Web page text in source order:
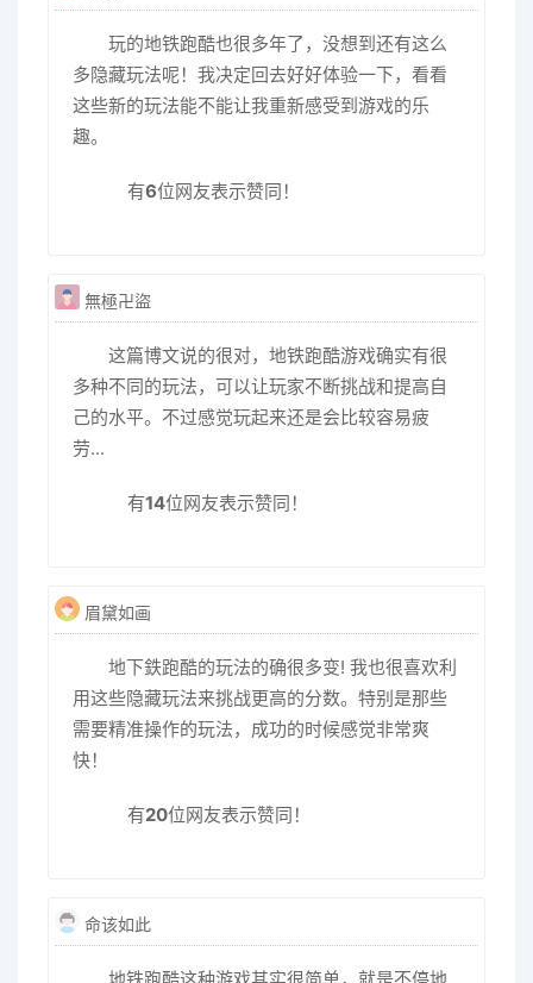
玩的地铁跑酷也很多年了，没想到还有这么
多隐藏玩法呢！我决定回去好好体验一下，看看
这些新的玩法能不能让我重新感受到游戏的乐
趣。
有6位网友表示赞同！
無極卍盜
这篇博文说的很对，地铁跑酷游戏确实有很
多种不同的玩法，可以让玩家不断挑战和提高自
己的水平。不过感觉玩起来还是会比较容易疲
劳...
有14位网友表示赞同！
眉黛如画
地下鉄跑酷的玩法的确很多变! 我也很喜欢利
用这些隐藏玩法来挑战更高的分数。特别是那些
需要精准操作的玩法，成功的时候感觉非常爽
快！
有20位网友表示赞同！
命该如此